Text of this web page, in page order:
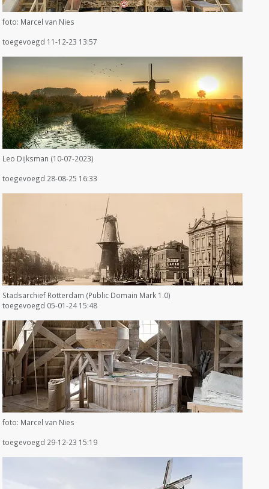
foto: Marcel van Nies
toegevoegd 11-12-23 13:57
Leo Dijksman (10-07-2023)
toegevoegd 28-08-25 16:33
Stadsarchief Rotterdam (Public Domain Mark 1.0)
toegevoegd 05-01-24 15:48
foto: Marcel van Nies
toegevoegd 29-12-23 15:19